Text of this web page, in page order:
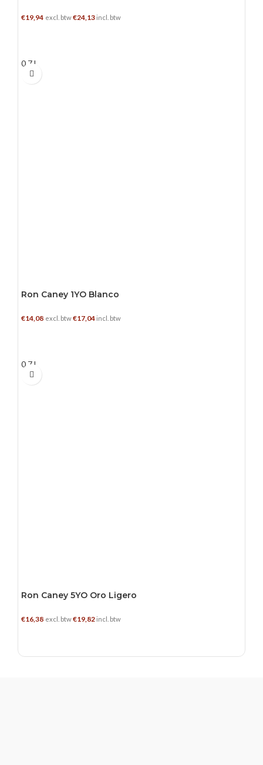
€19,94 excl. btw€24,13 incl. btw
0.7 L
Ron Caney 1YO Blanco
€14,08 excl. btw€17,04 incl. btw
0.7 L
Ron Caney 5YO Oro Ligero
€16,38 excl. btw€19,82 incl. btw